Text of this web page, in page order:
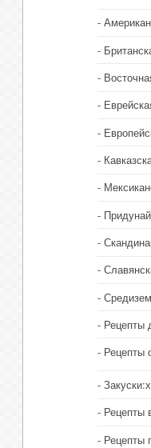
Рецепты
Рецепты
Рецепты
Рецепты